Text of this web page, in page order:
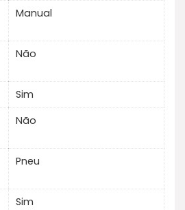
Manual
Não
Sim
Não
Pneu
Sim